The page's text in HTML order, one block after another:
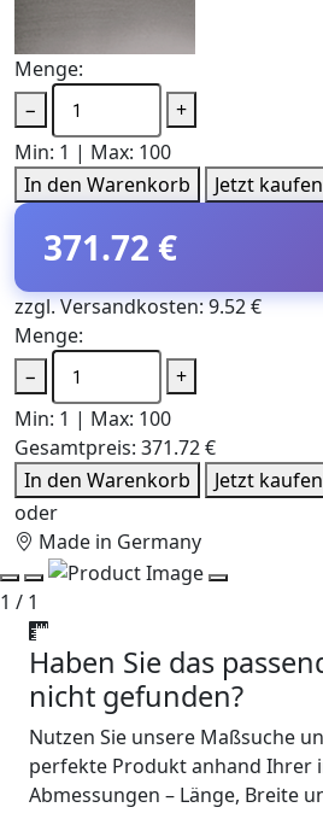
Menge:
−
+
Min: 1 | Max: 100
In den Warenkorb
Jetzt kaufen
371.72 €
zzgl. Versandkosten: 9.52 €
Menge:
−
+
Min: 1 | Max: 100
Gesamtpreis: 371.72 €
In den Warenkorb
Jetzt kaufen
oder
Made in Germany
1 / 1
Haben Sie das
nicht gefunden?
Nutzen Sie unsere Maßsuche
perfekte Produkt anhand Ihrer
Abmessungen – Länge, Breite